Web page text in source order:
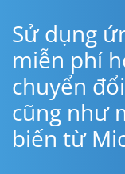
Sử dụng
miễn phí
chuyển
cũng như
biến từ